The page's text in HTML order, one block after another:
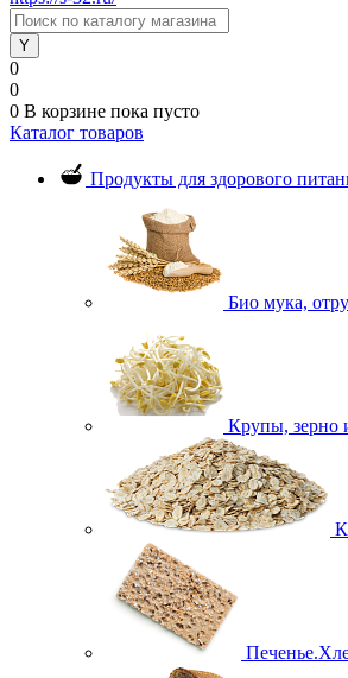
0
0
0 В корзине пока пусто
Каталог товаров
Продукты для здорового
Био мука,
Крупы, зерно